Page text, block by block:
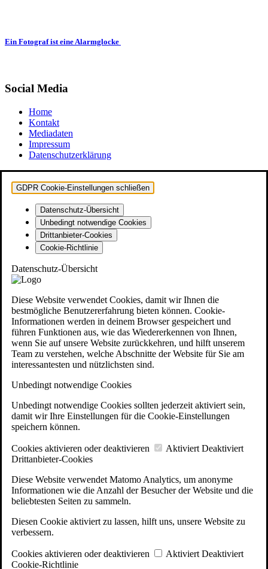
Ein Fotograf ist eine Alarmglocke
Social Media
Home
Kontakt
Mediadaten
Impressum
Datenschutzerklärung
GDPR Cookie-Einstellungen schließen
Datenschutz-Übersicht
Unbedingt notwendige Cookies
Drittanbieter-Cookies
Cookie-Richtlinie
Datenschutz-Übersicht
Diese Website verwendet Cookies, damit wir Ihnen die
bestmögliche Benutzererfahrung bieten können. Cookie-
Informationen werden in deinem Browser gespeichert und
führen Funktionen aus, wie das Wiedererkennen von Ihnen,
wenn Sie auf unsere Website zurückkehren, und hilft unserem
Team zu verstehen, welche Abschnitte der Website für Sie am
interessantesten und nützlichsten sind.
Unbedingt notwendige Cookies
Unbedingt notwendige Cookies sollten jederzeit aktiviert sein,
damit wir Ihre Einstellungen für die Cookie-Einstellungen
speichern können.
Cookies aktivieren oder deaktivieren Aktiviert Deaktiviert
Drittanbieter-Cookies
Diese Website verwendet Matomo Analytics, um anonyme
Informationen wie die Anzahl der Besucher der Website und die
beliebtesten Seiten zu sammeln.
Diesen Cookie aktiviert zu lassen, hilft uns, unsere Website zu
verbessern.
Cookies aktivieren oder deaktivieren Aktiviert Deaktiviert
Cookie-Richtlinie